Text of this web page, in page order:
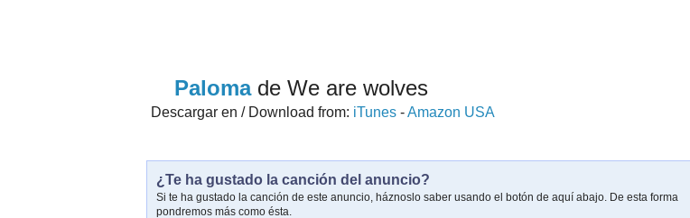
Palomade We are wolves
Descargar en / Download from: iTunes -Amazon USA
¿Te ha gustado la canción del anuncio?
Si te ha gustado la canción de este anuncio, háznoslo saber usando el botón de aquí abajo. De esta forma
pondremos más como ésta.